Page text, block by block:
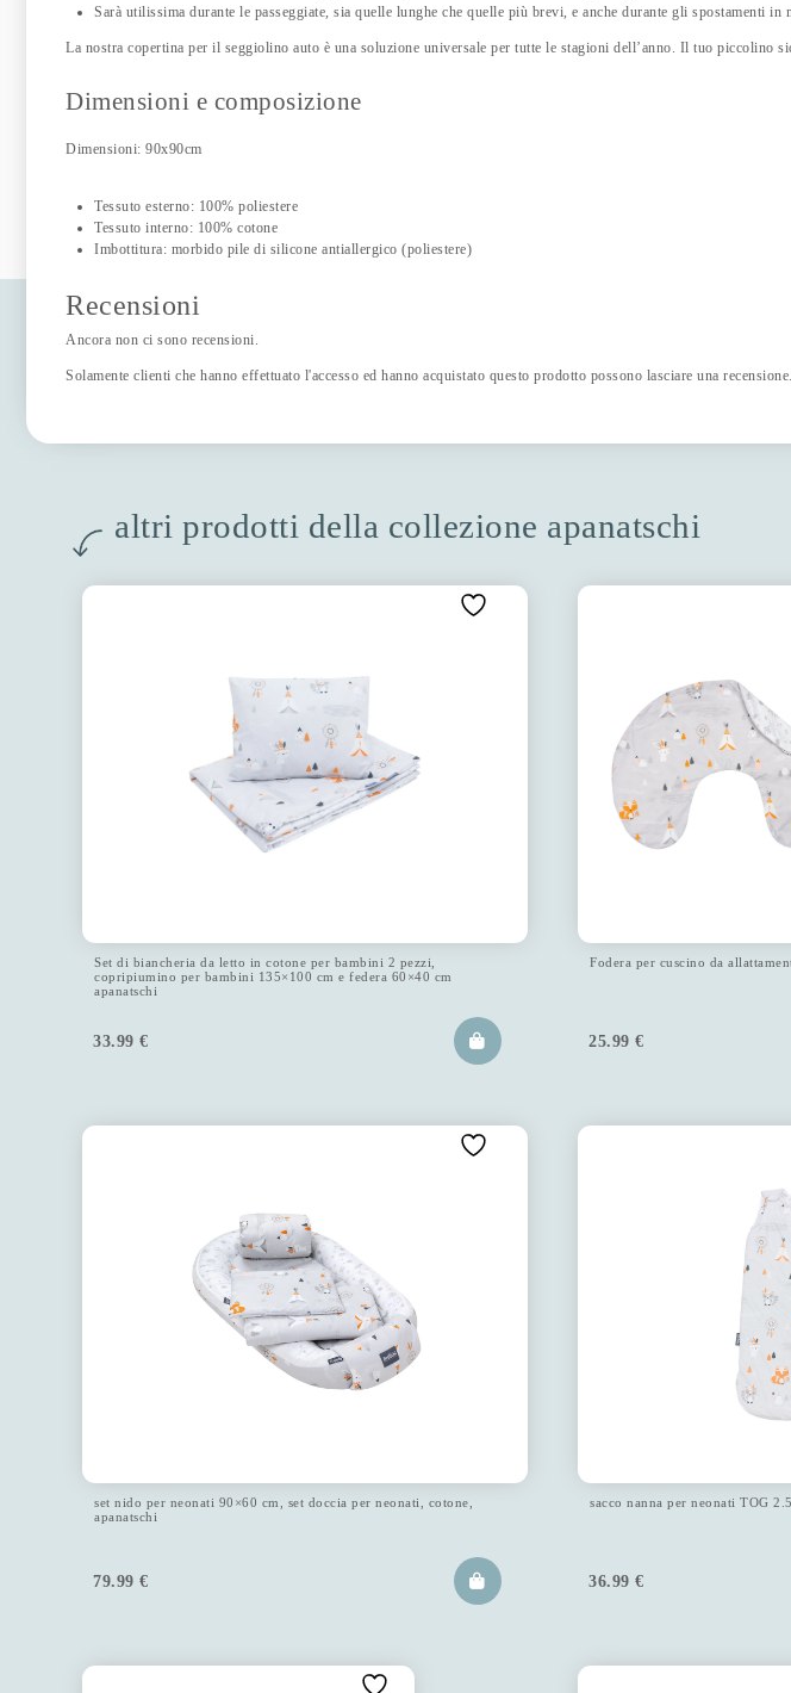
Sarà utilissima durante le passeggiate, sia quelle lunghe che quelle più brevi, e anche durante gli spostamenti in
La nostra copertina per il seggiolino auto è una soluzione universale per tutte le stagioni dell’anno. Il tuo piccolino
Dimensioni e composizione
Dimensioni: 90x90cm
Tessuto esterno: 100% poliestere
Tessuto interno: 100% cotone
Imbottitura: morbido pile di silicone antiallergico (poliestere)
Recensioni
Ancora non ci sono recensioni.
Solamente clienti che hanno effettuato l'accesso ed hanno acquistato questo prodotto possono lasciare una recensione.
altri prodotti della collezione apanatschi
Set di biancheria da letto in cotone per bambini 2 pezzi,
copripiumino per bambini 135×100 cm e federa 60×40 cm
apanatschi
33.99 €
Fodera per cuscino da
25.99 €
set nido per neonati 90×60 cm, set doccia per neonati, cotone,
apanatschi
79.99 €
sacco nanna per neonati TOG
36.99 €